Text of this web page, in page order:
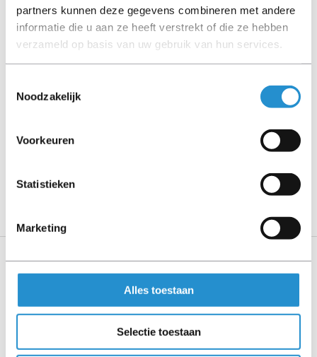
partners kunnen deze gegevens combineren met andere
informatie die u aan ze heeft verstrekt of die ze hebben
verzameld op basis van uw gebruik van hun services.
Noodzakelijk
Voorkeuren
Statistieken
Marketing
Alles toestaan
Selectie toestaan
Let goed op de productbeschrijving en neem bij vragen
contact op met ons.
Omschrijving
garantieperiode van 90 dagen, tenzij anders
aangegeven.
Specificaties